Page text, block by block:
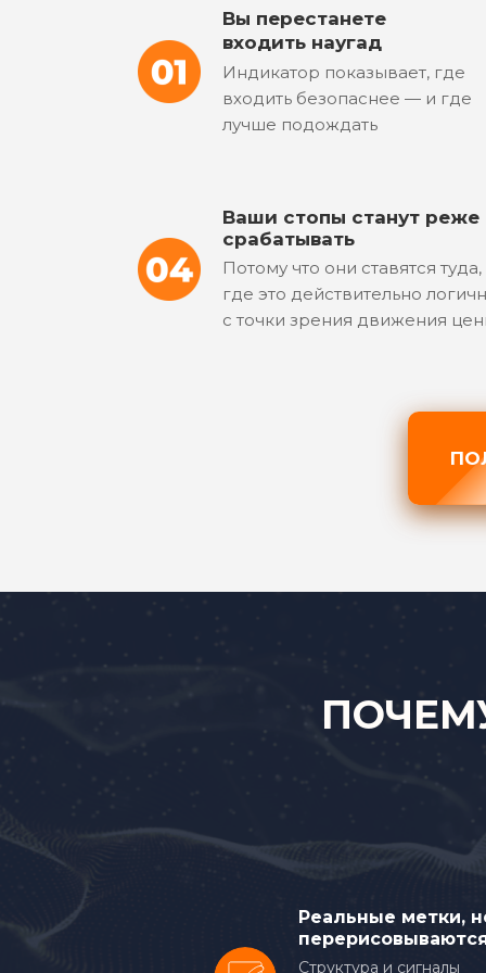
56
58
59
Вы перестанете
входить наугад
Индикатор показывает, где
входить безопаснее — и где
лучше подождать
Ваши стопы станут реже
срабатывать
Потому что они ставятся туда,
где это действительно
с точки зрения движения
Реальные метки,
Структура и сигналы